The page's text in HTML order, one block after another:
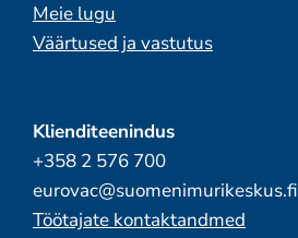
Meie lugu
Väärtused ja vastutus
Klienditeenindus
+358 2 576 700
eurovac@suomenimurikeskus.fi
Töötajate kontaktandmed